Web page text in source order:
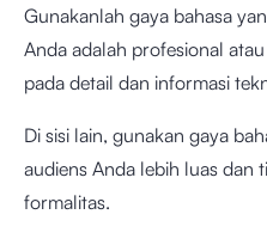
Gunakanlah gaya bahasa
Anda adalah profesional
pada detail dan informasi
Di sisi lain, gunakan gaya
audiens Anda lebih luas dan
formalitas.